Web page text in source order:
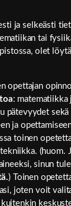
ja selkeästi
tai
olet
opettajan
:
pätevyydet
ja
toinen
(huom.
sinun
) Toinen
joten voit